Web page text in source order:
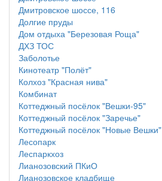
Дмитровское шоссе, 116
Долгие пруды
Дом отдыха "Березовая Роща"
ДХЗ ТОС
Заболотье
Кинотеатр "Полёт"
Колхоз "Красная нива"
Комбинат
Коттеджный посёлок "Вешки-95"
Коттеджный посёлок "Заречье"
Коттеджный посёлок "Новые Вешки"
Лесопарк
Леспаркхоз
Лианозовский ПКиО
Лианозовское кладбище